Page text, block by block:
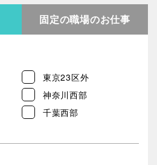
固定の職場のお仕事
東京23区外
神奈川西部
千葉西部